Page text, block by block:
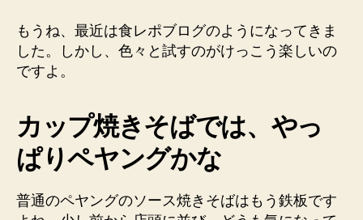
グ
ブ
ラ
ス
パ
イ
シ
や
もうね、最近は食レポブログのようになってきま
した。しかし、色々と試すのがけっこう楽しいの
ですよ。
カップ焼きそばでは、やっ
ぱりペヤングかな
普通のペヤングのソース焼きそばはもう鉄板です